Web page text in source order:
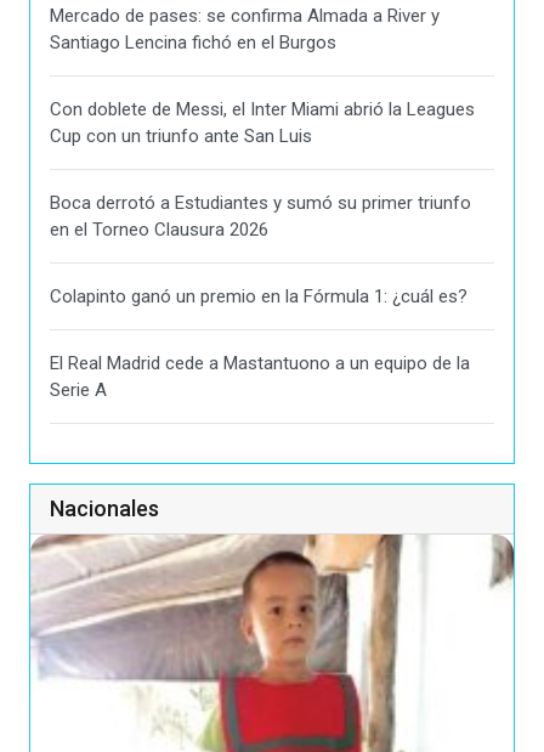
Mercado de pases: se confirma Almada a River y
Santiago Lencina fichó en el Burgos
Con doblete de Messi, el Inter Miami abrió la Leagues
Cup con un triunfo ante San Luis
Boca derrotó a Estudiantes y sumó su primer triunfo
en el Torneo Clausura 2026
Colapinto ganó un premio en la Fórmula 1: ¿cuál es?
El Real Madrid cede a Mastantuono a un equipo de la
Serie A
Nacionales